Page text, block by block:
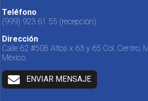
Teléfono
(999) 923 61 55 (recepción)
Dirección
Calle 62 #508 Altos x 63 y 65 Col. Centro,
México.
ENVIAR MENSAJE